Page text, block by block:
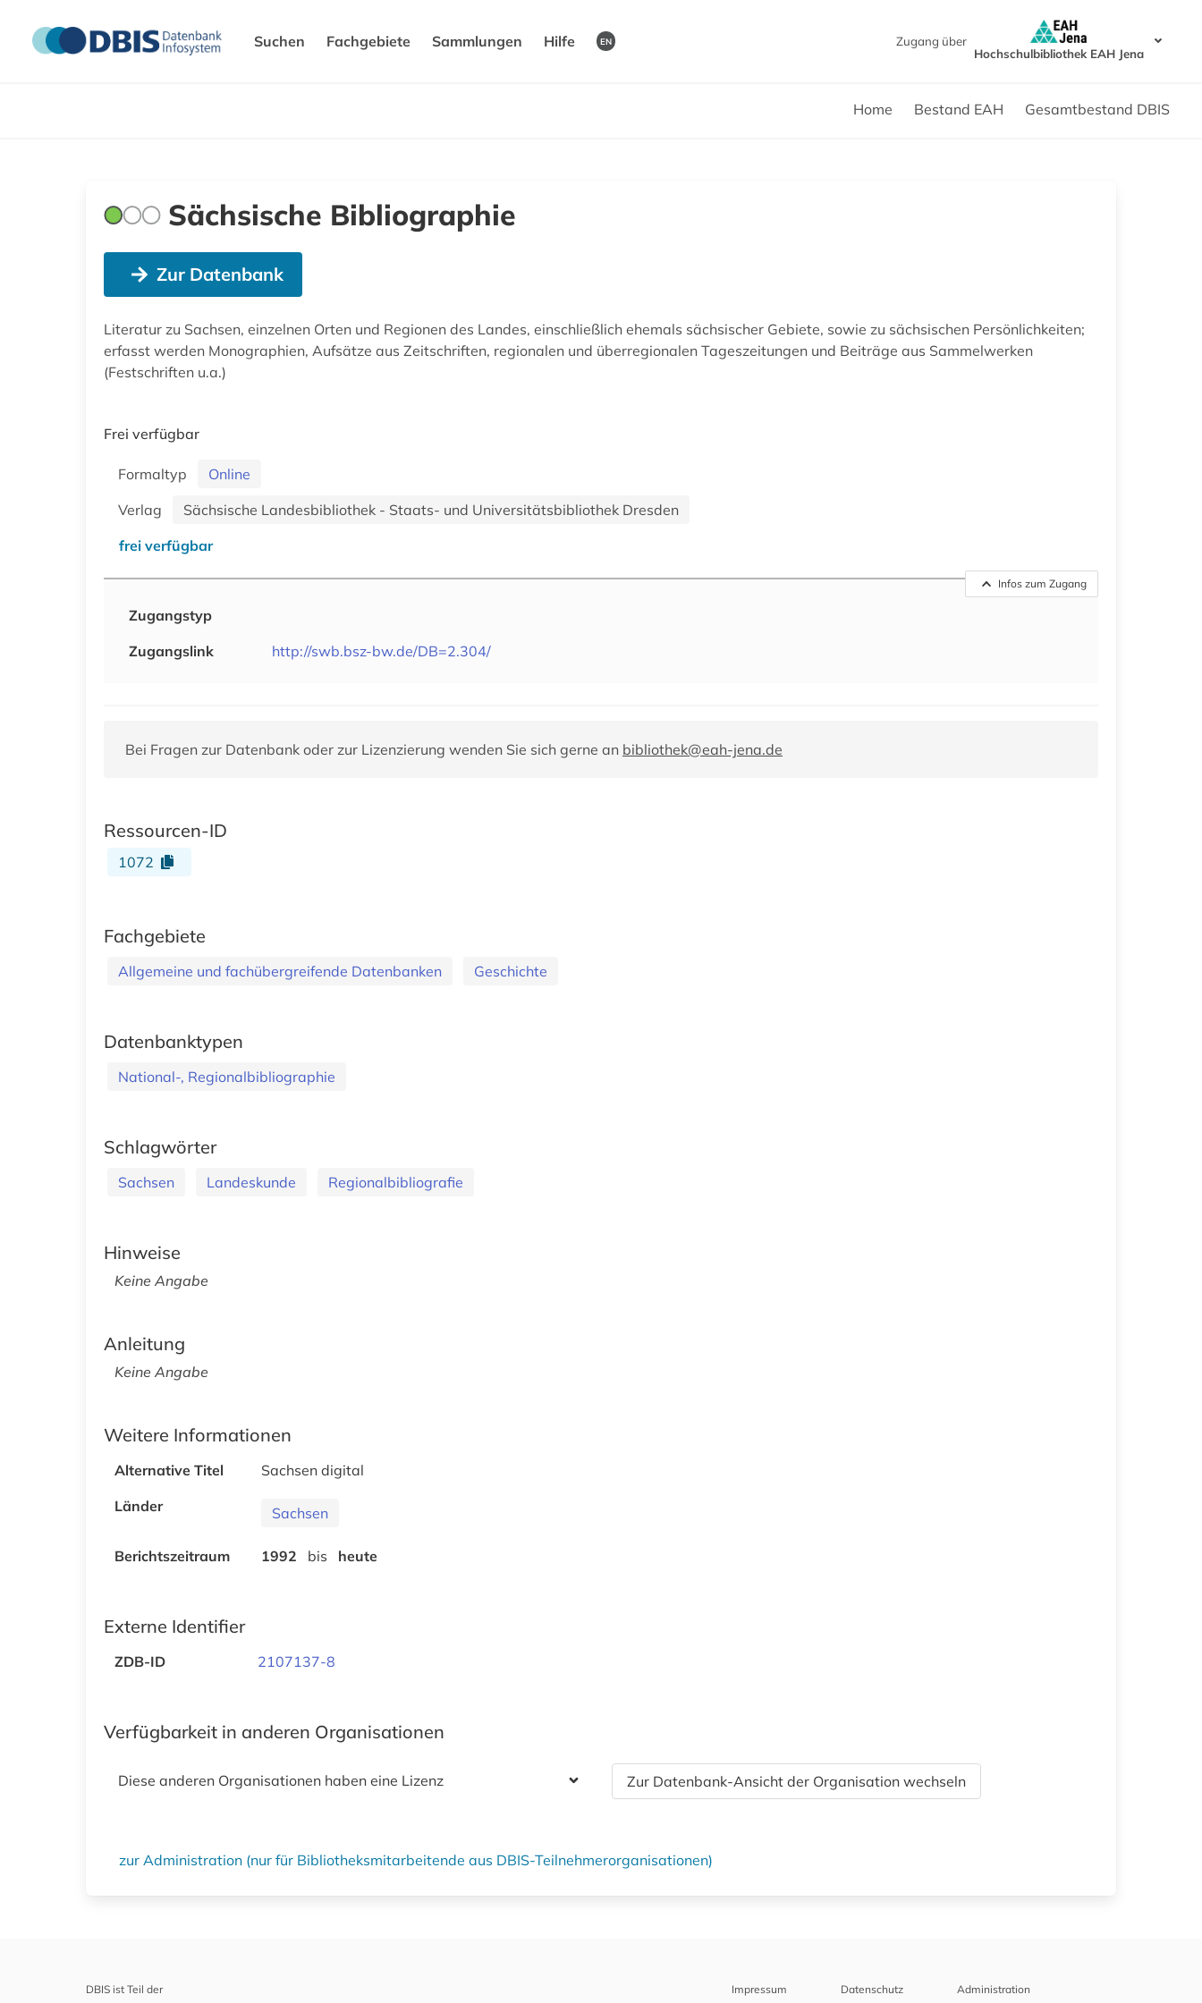
Suchen Fachgebiete Sammlungen Hilfe EN
Zugang über
Hochschulbibliothek EAH Jena
Home Bestand EAH Gesamtbestand DBIS
Sächsische Bibliographie
Zur Datenbank
Literatur zu Sachsen, einzelnen Orten und Regionen des Landes, einschließlich ehemals sächsischer Gebiete, sowie zu sächsischen Persönlichkeiten;
erfasst werden Monographien, Aufsätze aus Zeitschriften, regionalen und überregionalen Tageszeitungen und Beiträge aus Sammelwerken
(Festschriften u.a.)
Frei verfügbar
Formaltyp
Online
Verlag
Sächsische Landesbibliothek - Staats- und Universitätsbibliothek Dresden
frei verfügbar
Infos zum Zugang
Zugangstyp
Zugangslink
http://swb.bsz-bw.de/DB=2.304/
Bei Fragen zur Datenbank oder zur Lizenzierung wenden Sie sich gerne an bibliothek@eah-jena.de
Ressourcen-ID
1072
Fachgebiete
Allgemeine und fachübergreifende Datenbanken Geschichte
Datenbanktypen
National-, Regionalbibliographie
Schlagwörter
Sachsen Landeskunde Regionalbibliografie
Hinweise
Keine Angabe
Anleitung
Keine Angabe
Weitere Informationen
Alternative Titel
Sachsen digital
Länder
Sachsen
Berichtszeitraum 1992 bis heute
Externe Identifier
ZDB-ID 2107137-8
Verfügbarkeit in anderen Organisationen
Diese anderen Organisationen haben eine Lizenz Zur Datenbank-Ansicht der Organisation wechseln
zur Administration (nur für Bibliotheksmitarbeitende aus DBIS-Teilnehmerorganisationen)
DBIS ist Teil der Impressum Datenschutz Administration